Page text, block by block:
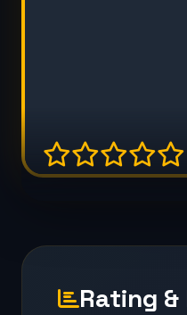
Rating &